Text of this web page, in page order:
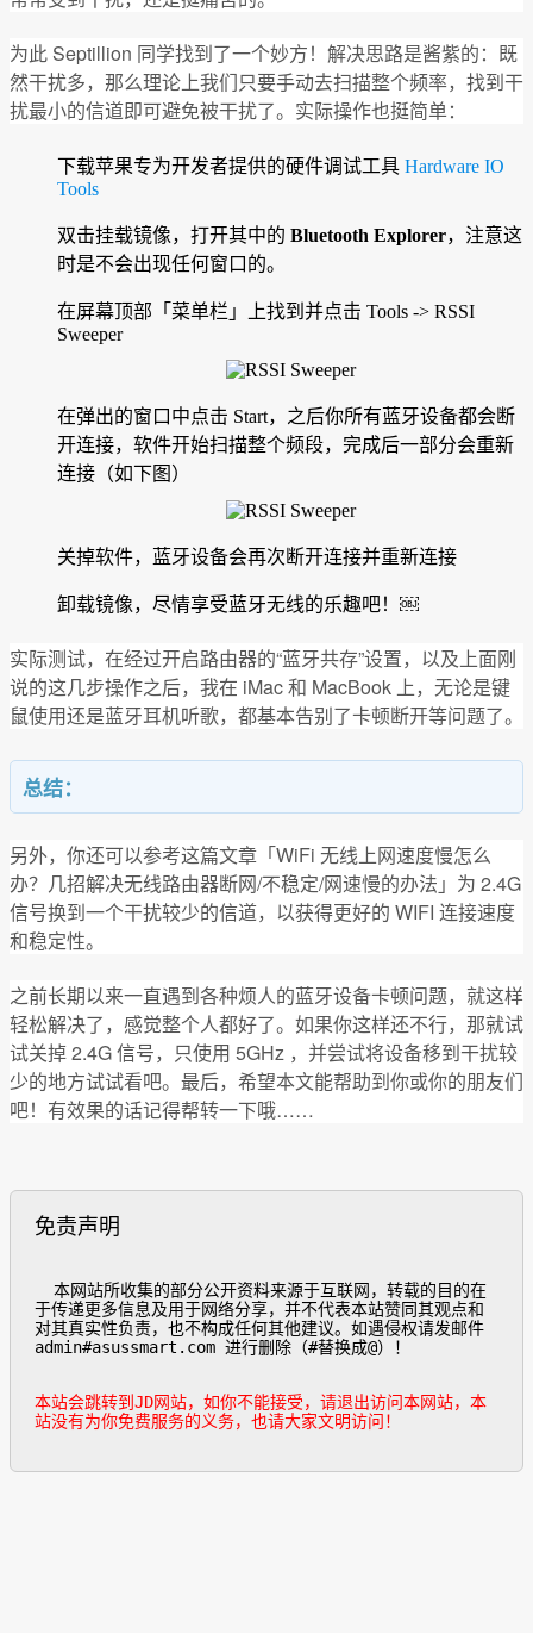
为此 Septillion 同学找到了一个妙方！解决思路是酱紫的：既
然干扰多，那么理论上我们只要手动去扫描整个频率，找到干
扰最小的信道即可避免被干扰了。实际操作也挺简单：
下载苹果专为开发者提供的硬件调试工具 Hardware IO
Tools
双击挂载镜像，打开其中的 Bluetooth Explorer，注意这
时是不会出现任何窗口的。
在屏幕顶部「菜单栏」上找到并点击 Tools -> RSSI
Sweeper
在弹出的窗口中点击 Start，之后你所有蓝牙设备都会断
开连接，软件开始扫描整个频段，完成后一部分会重新
连接（如下图）
关掉软件，蓝牙设备会再次断开连接并重新连接
卸载镜像，尽情享受蓝牙无线的乐趣吧！￼
实际测试，在经过开启路由器的“蓝牙共存”设置，以及上面刚
说的这几步操作之后，我在 iMac 和 MacBook 上，无论是键
鼠使用还是蓝牙耳机听歌，都基本告别了卡顿断开等问题了。
总结：
另外，你还可以参考这篇文章「WiFi 无线上网速度慢怎么
办？几招解决无线路由器断网/不稳定/网速慢的办法」为 2.4G
信号换到一个干扰较少的信道，以获得更好的 WIFI 连接速度
和稳定性。
之前长期以来一直遇到各种烦人的蓝牙设备卡顿问题，就这样
轻松解决了，感觉整个人都好了。如果你这样还不行，那就试
试关掉 2.4G 信号，只使用 5GHz ，并尝试将设备移到干扰较
少的地方试试看吧。最后，希望本文能帮助到你或你的朋友们
吧！有效果的话记得帮转一下哦……
免责声明
于传递更多信息及用于网络分享，并不代表本站赞同其观点和
对其真实性负责，也不构成任何其他建议。如遇侵权请发邮件
admin#asussmart.com 进行删除（#替换成@）！
本站会跳转到JD网站，如你不能接受，请退出访问本网站，本
站没有为你免费服务的义务，也请大家文明访问！